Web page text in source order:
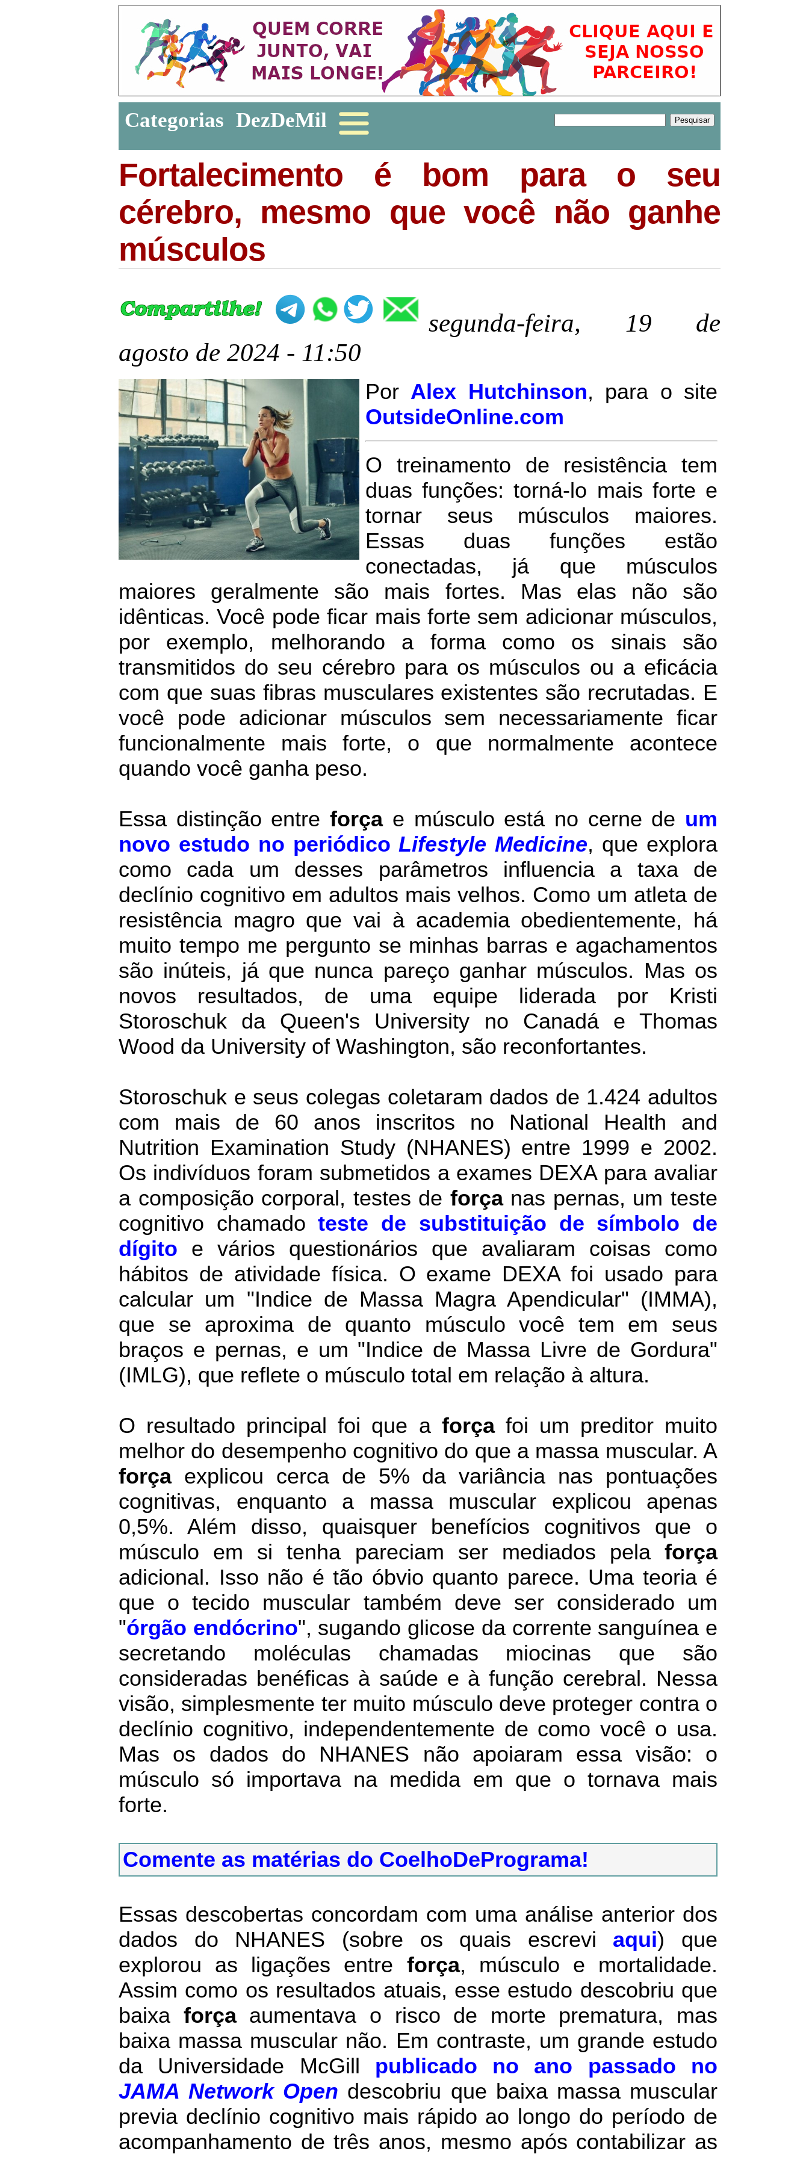
Categorias DezDeMil
Fortalecimento é bom para o seu
cérebro, mesmo que você não ganhe
músculos
segunda-feira, 19 de
agosto de 2024 - 11:50
Por Alex Hutchinson, para o site
OutsideOnline.com
O treinamento de resistência tem
duas funções: torná-lo mais forte e
tornar seus músculos maiores.
Essas duas funções estão
conectadas, já que músculos
maiores geralmente são mais fortes. Mas elas não são
idênticas. Você pode ficar mais forte sem adicionar músculos,
por exemplo, melhorando a forma como os sinais são
transmitidos do seu cérebro para os músculos ou a eficácia
com que suas fibras musculares existentes são recrutadas. E
você pode adicionar músculos sem necessariamente ficar
funcionalmente mais forte, o que normalmente acontece
quando você ganha peso.
Essa distinção entreforçae músculo está no cerne de um
novo estudo no periódico Lifestyle Medicine, que explora
como cada um desses parâmetros influencia a taxa de
declínio cognitivo em adultos mais velhos. Como um atleta de
resistência magro que vai à academia obedientemente, há
muito tempo me pergunto se minhas barras e agachamentos
são inúteis, já que nunca pareço ganhar músculos. Mas os
novos resultados, de uma equipe liderada por Kristi
Storoschuk da Queen's University no Canadá e Thomas
Wood da University of Washington, são reconfortantes.
Storoschuk e seus colegas coletaram dados de 1.424 adultos
com mais de 60 anos inscritos no National Health and
Nutrition Examination Study (NHANES) entre 1999 e 2002.
Os indivíduos foram submetidos a exames DEXA para avaliar
a composição corporal, testes de forçanas pernas, um teste
cognitivo chamadoteste de substituição de símbolo de
dígito e vários questionários que avaliaram coisas como
hábitos de atividade física. O exame DEXA foi usado para
calcular um "Indice de Massa Magra Apendicular" (IMMA),
que se aproxima de quanto músculo você tem em seus
braços e pernas, e um "Indice de Massa Livre de Gordura"
(IMLG), que reflete o músculo total em relação à altura.
O resultado principal foi que a forçafoi um preditor muito
melhor do desempenho cognitivo do que a massa muscular. A
forçaexplicou cerca de 5% da variância nas pontuações
cognitivas, enquanto a massa muscular explicou apenas
0,5%. Além disso, quaisquer benefícios cognitivos que o
músculo em si tenha pareciam ser mediados pela força
adicional. Isso não é tão óbvio quanto parece. Uma teoria é
que o tecido muscular também deve ser considerado um
"órgão endócrino", sugando glicose da corrente sanguínea e
secretando moléculas chamadas miocinas que são
consideradas benéficas à saúde e à função cerebral. Nessa
visão, simplesmente ter muito músculo deve proteger contra o
declínio cognitivo, independentemente de como você o usa.
Mas os dados do NHANES não apoiaram essa visão: o
músculo só importava na medida em que o tornava mais
forte.
Comente as matérias do CoelhoDePrograma!
Essas descobertas concordam com uma análise anterior dos
dados do NHANES (sobre os quais escrevi aqui) que
explorou as ligações entre força, músculo e mortalidade.
Assim como os resultados atuais, esse estudo descobriu que
baixa forçaaumentava o risco de morte prematura, mas
baixa massa muscular não. Em contraste, um grande estudo
da Universidade McGill publicado no ano passado no
JAMA Network Open descobriu que baixa massa muscular
previa declínio cognitivo mais rápido ao longo do período de
acompanhamento de três anos, mesmo após contabilizar as